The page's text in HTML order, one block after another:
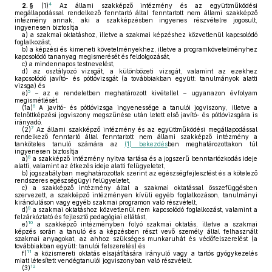
2. § (1)4Az állami szakképző intézmény és az együttműködési
megállapodással rendelkező fenntartó által fenntartott nem állami szakképző
intézmény annak, aki a szakképzésben ingyenes részvételre jogosult,
ingyenesen biztosítja
a) a szakmai oktatáshoz, illetve a szakmai képzéshez közvetlenül kapcsolódó
foglalkozást,
b) a képzési és kimeneti követelményekhez, illetve a programkövetelményhez
kapcsolódó tananyag megismerését és feldolgozását,
c) a mindennapos testnevelést,
d) az osztályozó vizsgát, a különbözeti vizsgát, valamint az ezekhez
kapcsolódó javító- és pótlóvizsgát (a továbbiakban együtt: tanulmányok alatti
vizsga) és
e)5
– az e rendeletben meghatározott kivétellel – ugyanazon évfolyam
megismétlését.
(1a)6
A javító- és pótlóvizsga ingyenessége a tanulói jogviszony, illetve a
felnőttképzési jogviszony megszűnése után letett első javító- és pótlóvizsgára is
irányadó.
(2)7 Az állami szakképző intézmény és az együttműködési megállapodással
rendelkező fenntartó által fenntartott nem állami szakképző intézmény a
tanköteles tanuló számára az (1) bekezdésben meghatározottakon túl
ingyenesen biztosítja
a)8 a szakképző intézmény nyitva tartása és a jogszerű benntartózkodás ideje
alatti, valamint az étkezés ideje alatti felügyeletet,
b) jogszabályban meghatározottak szerint az egészségfejlesztést és a kötelező
rendszeres egészségügyi felügyeletet,
c) a szakképző intézmény által a szakmai oktatással összefüggésben
szervezett, a szakképző intézményen kívüli egyéb foglalkozáson, tanulmányi
kiránduláson vagy egyéb szakmai programon való részvételt,
d)9 a szakmai oktatáshoz közvetlenül nem kapcsolódó foglalkozást, valamint a
felzárkóztató és fejlesztő pedagógiai ellátást,
e) 10
a szakképző intézményben folyó szakmai oktatás, illetve a szakmai
képzés során a tanuló és a képzésben részt vevő személy által felhasznált
szakmai anyagokat, az ahhoz szükséges munkaruhát és védőfelszerelést (a
továbbiakban együtt: tanulói felszerelés) és
f) 11
a közismereti oktatás elsajátítására irányuló vagy a tartós gyógykezelés
miatt létesített vendégtanulói jogviszonyban való részvételt.
(3) 12